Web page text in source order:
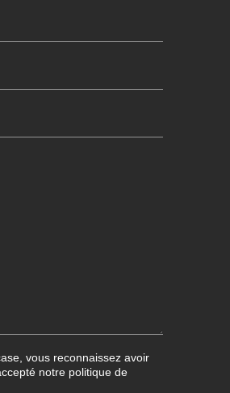
vous reconnaissez avoir
notre politique de